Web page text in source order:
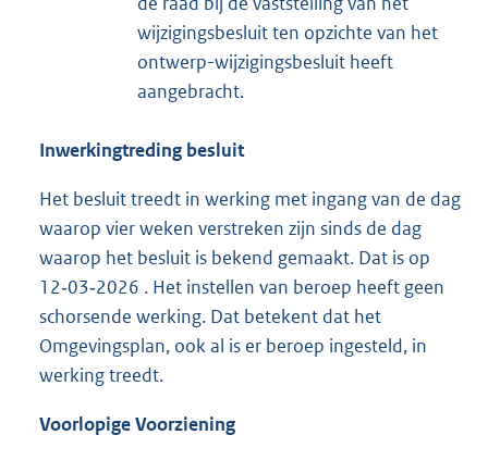
wijzigingsbesluit ten opzichte van het
ontwerp-wijzigingsbesluit heeft
aangebracht.
Inwerkingtreding besluit
Het besluit treedt in werking met ingang van de dag
waarop vier weken verstreken zijn sinds de dag
waarop het besluit is bekend gemaakt. Dat is op
12‑03‑2026 . Het instellen van beroep heeft geen
schorsende werking. Dat betekent dat het
Omgevingsplan, ook al is er beroep ingesteld, in
werking treedt.
Voorlopige Voorziening